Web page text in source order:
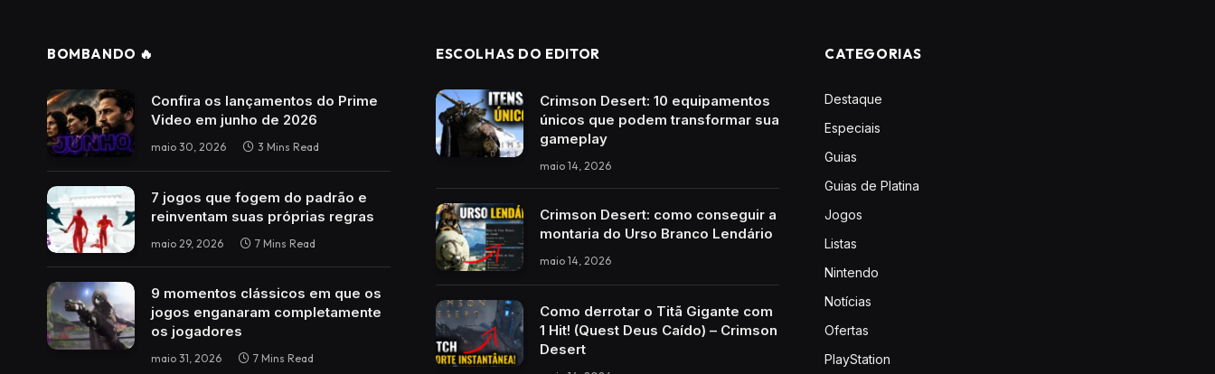
BOMBANDO 🔥
Confira os lançamentos do Prime
Video em junho de 2026
maio 30, 2026 3 Mins Read
7 jogos que fogem do padrão e
reinventam suas próprias regras
maio 29, 2026 7 Mins Read
9 momentos clássicos em que os
jogos enganaram completamente
os jogadores
maio 31, 2026 7 Mins Read
ESCOLHAS DO EDITOR
Crimson Desert: 10 equipamentos
únicos que podem transformar sua
gameplay
maio 14, 2026
Crimson Desert: como conseguir a
montaria do Urso Branco Lendário
maio 14, 2026
Como derrotar o Titã Gigante com
1 Hit! (Quest Deus Caído) – Crimson
Desert
CATEGORIAS
Destaque
Especiais
Guias
Guias de Platina
Jogos
Listas
Nintendo
Notícias
Ofertas
PlayStation